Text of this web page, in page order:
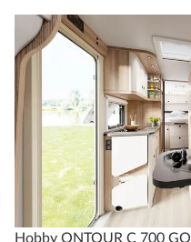
Hobby ONTOUR C 700 GQ